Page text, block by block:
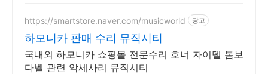
https://smartstore.naver.com/musicworld 광고
하모니카 판매 수리 뮤직시티
국내외 하모니카 쇼핑몰 전문수리 호너 자이델 톰보
다벨 관련 악세사리 뮤직시티